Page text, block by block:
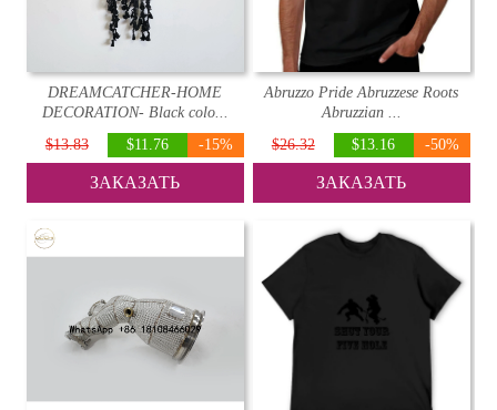
DREAMCATCHER-HOME
DECORATION- Black colo...
$13.83
$11.76 -15%
ЗАКАЗАТЬ
Abruzzo Pride Abruzzese Roots
Abruzzian ...
$26.32
$13.16 -50%
ЗАКАЗАТЬ